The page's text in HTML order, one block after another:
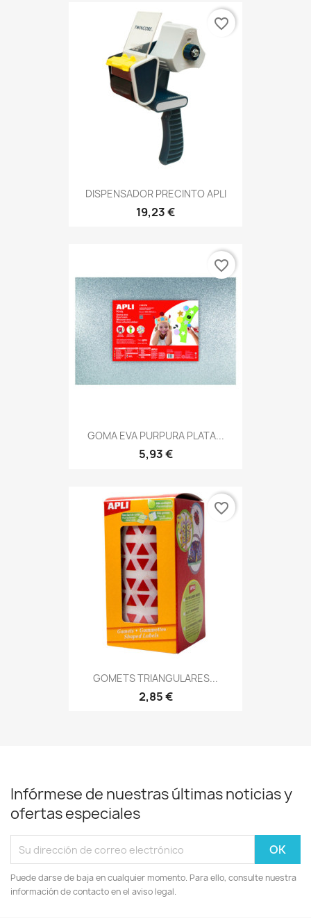
DISPENSADOR PRECINTO APLI
19,23 €
favorite_border
GOMA EVA PURPURA PLATA...
5,93 €
favorite_border
GOMETS TRIANGULARES...
2,85 €
favorite_border
Infórmese de nuestras últimas noticias y
ofertas especiales
Puede darse de baja en cualquier momento. Para ello, consulte nuestra
información de contacto en el aviso legal.